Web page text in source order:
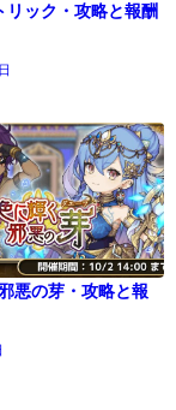
リック・攻略と報酬
悪の芽・攻略と報